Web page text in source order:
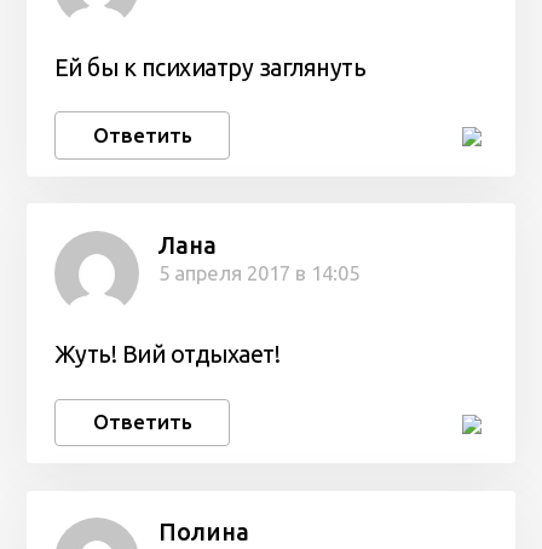
Ей бы к психиатру заглянуть
Ответить
Лана
5 апреля 2017 в 14:05
Жуть! Вий отдыхает!
Ответить
Полина